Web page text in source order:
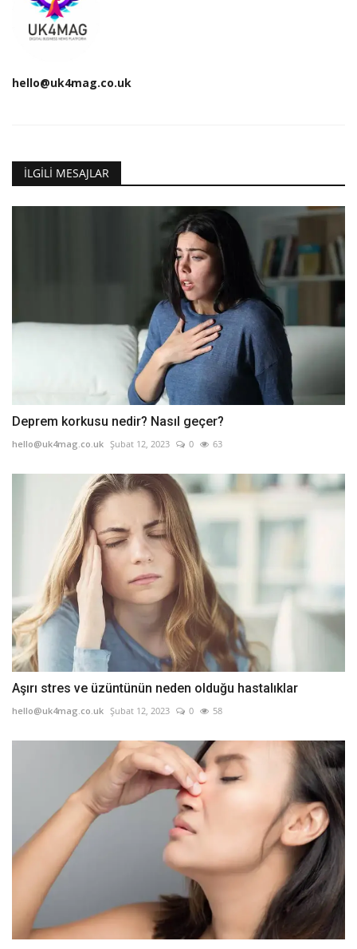
hello@uk4mag.co.uk
İLGILI MESAJLAR
Deprem korkusu nedir? Nasıl geçer?
hello@uk4mag.co.uk Şubat 12, 2023 0 63
Aşırı stres ve üzüntünün neden olduğu hastalıklar
hello@uk4mag.co.uk Şubat 12, 2023 0 58